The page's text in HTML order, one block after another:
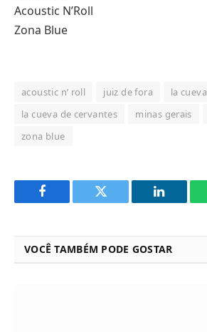
Acoustic N’Roll
Zona Blue
acoustic n’ roll juiz de fora
la cueva
la cueva de cervantes
minas gerais
zona blue
Facebook Twitter LinkedIn
VOCÊ TAMBÉM PODE GOSTAR